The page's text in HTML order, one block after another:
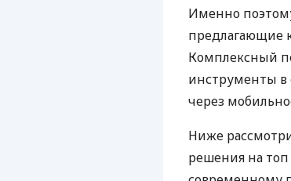
Именно
предлагающие
Комплексный
инструменты в
через
Ниже
решения на топ